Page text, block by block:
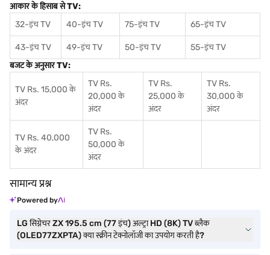
आकार के हिसाब से TV:
32-इंच TV
40-इंच TV 75-इंच TV 65-इंच TV
43-इंच TV 49-इंच TV 50-इंच TV
55-इंच TV
बजट के अनुसार TV:
TV Rs. 15,000 के
अंदर
TV Rs.
20,000 के
अंदर
TV Rs.
25,000 के
अंदर
TV Rs.
30,000 के
अंदर
TV Rs. 40,000
के अंदर
TV Rs.
50,000 के
अंदर
सामान्य प्रश्न
Powered by
LG सिग्नेचर ZX 195.5 cm (77 इंच) अल्ट्रा HD (8K) TV ब्लैक
(OLED77ZXPTA) क्या स्क्रीन टेक्नोलॉजी का उपयोग करती है?